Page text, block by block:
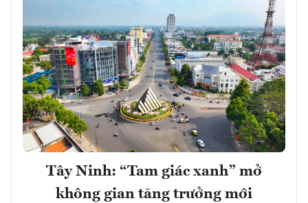
Tây Ninh: “Tam giác xanh” mở
không gian tăng trưởng mới